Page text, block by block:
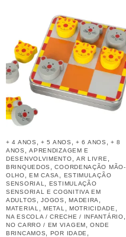
+ 4 ANOS ,+ 5 ANOS ,+ 6 ANOS ,+ 8
ANOS
,APRENDIZAGEM E
DESENVOLVIMENTO
AR LIVRE
BRINQUEDOS ,COORDENAÇÃO MÃO-
OLHO
,EM CASA
ESTIMULAÇÃO
SENSORIAL
ESTIMULAÇÃO
SENSORIAL E COGNITIVA EM
ADULTOS
,JOGOS ,MADEIRA
MATERIAL ,METAL MOTRICIDADE
NA ESCOLA / CRECHE / INFANTÁRIO
NO CARRO / EM VIAGEM ,ONDE
BRINCAMOS
POR IDADE